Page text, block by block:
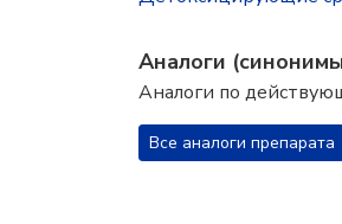
Аналоги
Аналоги по
Все аналоги препарата